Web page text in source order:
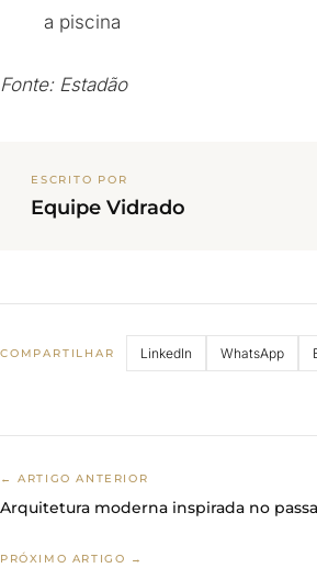
a piscina
Fonte: Estadão
ESCRITO POR
Equipe Vidrado
COMPARTILHAR LinkedIn WhatsApp
← ARTIGO ANTERIOR
Arquitetura moderna inspirada no
PRÓXIMO ARTIGO →